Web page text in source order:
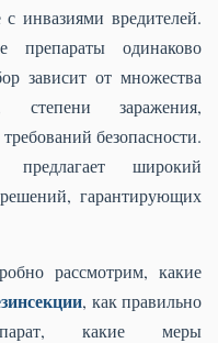
инвазиями вредителей.
одинаково
зависит от множества
степени заражения,
безопасности.
широкий
гарантирующих
рассмотрим, какие
, как правильно
какие меры